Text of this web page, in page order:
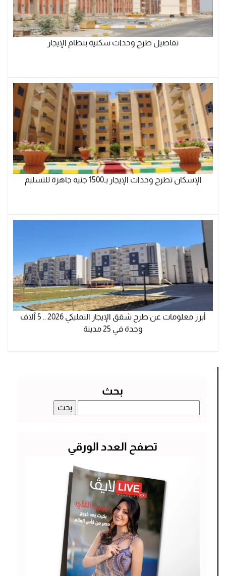
تفاصيل طرح وحدات سكنية بنظام الإيجار
الإسكان تطرح وحدات الإيجار بـ1500 جنيه جاهزة للتسليم
أبرز معلومات عن طرح شقق الإيجار التمليكي 2026 .. 5 آلاف
وحدة في 25 مدينة
بحث
عن:
تصفح العدد الورقي